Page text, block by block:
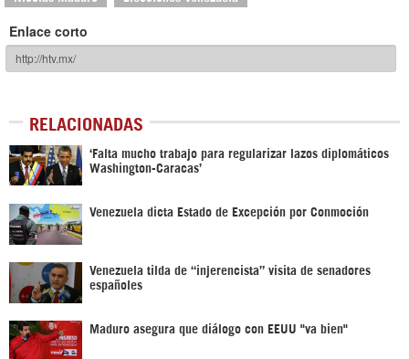
Enlace corto
RELACIONADAS
‘Falta mucho trabajo para regularizar lazos diplomáticos
Washington-Caracas’
Venezuela dicta Estado de Excepción por Conmoción
Venezuela tilda de “injerencista” visita de senadores
españoles
Maduro asegura que diálogo con EEUU "va bien"